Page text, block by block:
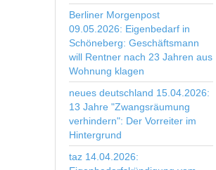
Berliner Morgenpost
09.05.2026: Eigenbedarf in
Schöneberg: Geschäftsmann
will Rentner nach 23 Jahren aus
Wohnung klagen
neues deutschland 15.04.2026:
13 Jahre "Zwangsräumung
verhindern": Der Vorreiter im
Hintergrund
taz 14.04.2026: